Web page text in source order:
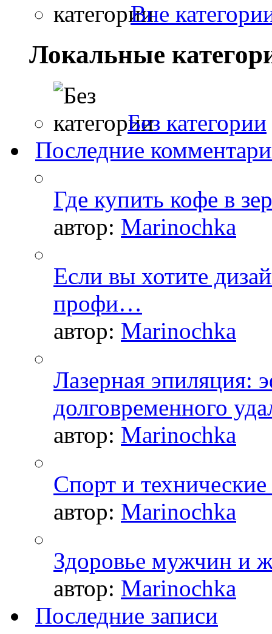
Вне
Локальные
Без категории
Последние
Где купить кофе в
автор: Marinochka
Если вы хотите
профи…
автор: Marinochka
Лазерная эпиляция:
долговременного
автор: Marinochka
Спорт и
автор: Marinochka
Здоровье мужчин и
автор: Marinochka
Последние записи